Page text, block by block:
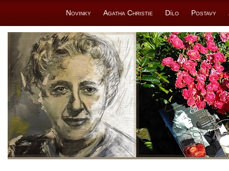
Novinky Agatha Christie Dílo Postavy